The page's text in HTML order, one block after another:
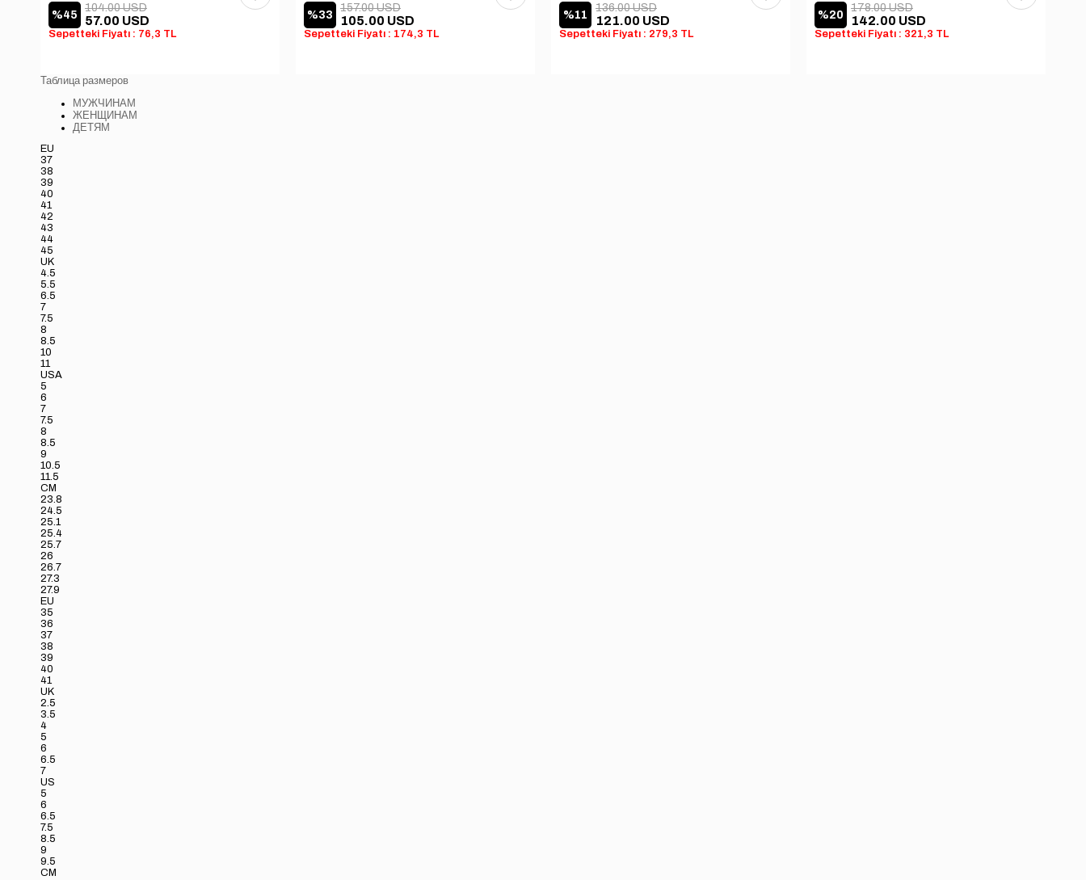
%45 57.00 USD
104.00 USD
Sepetteki Fiyatı : 76,3 TL
%33 105.00 USD
157.00 USD
Sepetteki Fiyatı : 174,3 TL
%11 121.00 USD
136.00 USD
Sepetteki Fiyatı : 279,3 TL
%20 142.00 USD
178.00 USD
Sepetteki Fiyatı : 321,3 TL
Таблица размеров
МУЖЧИНАМ
ЖЕНЩИНАМ
ДЕТЯМ
EU
37
38
39
40
41
42
43
44
45
UK
4.5
5.5
6.5
7
7.5
8
8.5
10
11
USA
5
6
7
7.5
8
8.5
9
10.5
11.5
CM
23.8
24.5
25.1
25.4
25.7
26
26.7
27.3
27.9
EU
35
36
37
38
39
40
41
UK
2.5
3.5
4
5
6
6.5
7
US
5
6
6.5
7.5
8.5
9
9.5
CM